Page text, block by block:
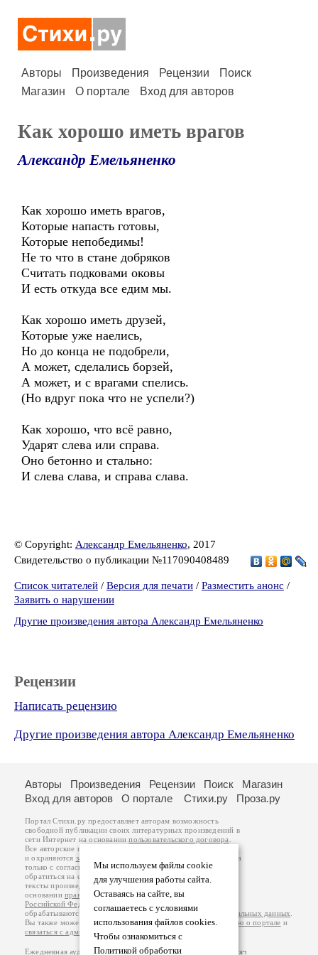
Авторы Произведения Рецензии
Поиск
Магазин
О портале Вход для авторов
Как хорошо иметь врагов
Александр Емельяненко
Как хорошо иметь врагов,
Которые напасть готовы,
Которые непобедимы!
Не то что в стане добряков
Считать подковами оковы
И есть откуда все едим мы.
Как хорошо иметь друзей,
Которые уже наелись,
Но до конца не подобрели,
А может, сделались борзей,
А может, и с врагами спелись.
(Но вдруг пока что не успели?)
Как хорошо, что всё равно,
Ударят слева или справа.
Оно бетонно и стально:
И слева слава, и справа слава.
© Copyright: Александр Емельяненко, 2017
Свидетельство о публикации №117090408489
Список читателей / Версия для печати / Разместить анонс /
Заявить о нарушении
Другие произведения автора Александр Емельяненко
Рецензии
Написать рецензию
Другие произведения автора Александр Емельяненко
Мы используем файлы cookie
для улучшения работы сайта.
Оставаясь на сайте, вы
соглашаетесь с условиями
использования файлов cookies.
Чтобы ознакомиться с
Политикой обработки
Авторы Произведения Рецензии Поиск
Магазин
Вход для авторов
О портале Стихи.ру Проза.ру
Портал Стихи.ру предоставляет авторам возможность
свободной публикации своих литературных произведений в
сети Интернет на основаниипользовательского договора
Все авторские права на произведения принадлежат авторам
и охраняются законом
. Перепечатка произведений возможна
только с согласия его автора, к которому вы можете
обратиться на его авторской странице. Ответственность за
тексты произведений авторы несут самостоятельно на
основанииправил публикацииизаконодательства
Российской Федерации
обрабатываются на основанииПолитики обработки персональных данных
Вы также можете посмотреть более подробнуюинформацию о портале и
связаться с администрацией
Ежедневная аудитория портала Стихи.ру – порядка 200 тысяч